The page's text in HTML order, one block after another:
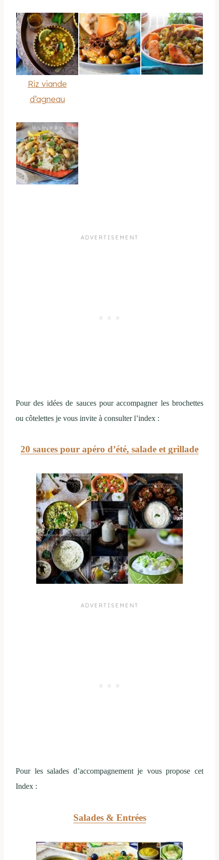
Riz viande
d’agneau
Pour des idées de sauces pour accompagner les brochettes
ou côtelettes je vous invite à consulter l’index :
20 sauces pour apéro d’été, salade et grillade
Pour les salades d’accompagnement je vous propose cet
Index :
Salades & Entrées